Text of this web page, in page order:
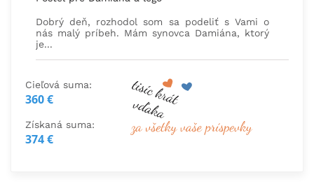
Dobrý deň, rozhodol som sa podeliť s Vami o
nás malý príbeh. Mám synovca Damiána, ktorý
je...
Cieľová suma:
360 €
Získaná suma:
374 €